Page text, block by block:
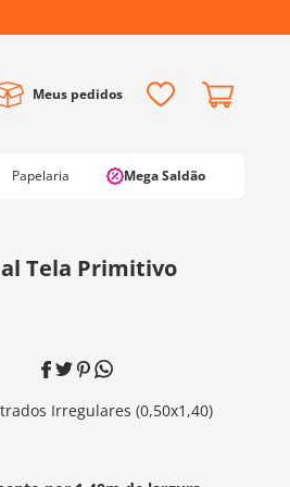
Meus pedidos
Papelaria Mega Saldão
Tela Primitivo
Irregulares (0,50x1,40)